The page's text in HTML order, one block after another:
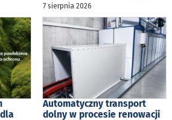
7 sierpnia 2026
Automatyczny transport
dolny w procesie renowacji